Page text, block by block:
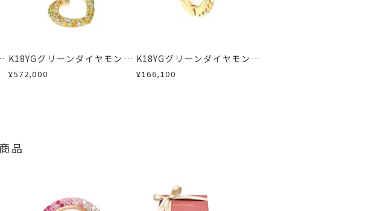
ングサイズをご注文ください。
のお品と異なる場合は、早急に商品を交換させていただきます。
K18YGグリーンダイヤモンド/
カラーサファイア/ダイヤモン
¥572,000
K18YGグリーンダイヤモンド/
カラーサファイア/ダイヤモン
¥166,100
品